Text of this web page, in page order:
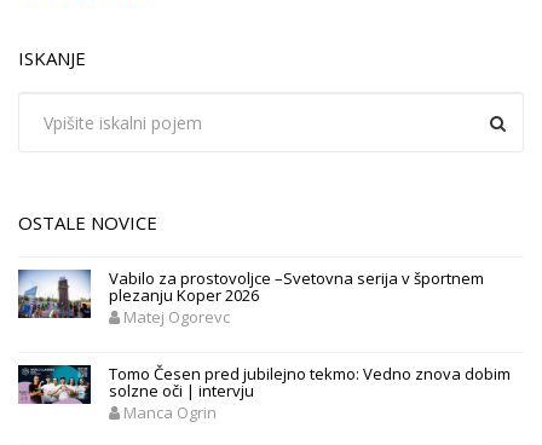
ISKANJE
OSTALE NOVICE
Vabilo za prostovoljce –Svetovna serija v športnem
plezanju Koper 2026
Matej Ogorevc
Tomo Česen pred jubilejno tekmo: Vedno znova dobim
solzne oči | intervju
Manca Ogrin